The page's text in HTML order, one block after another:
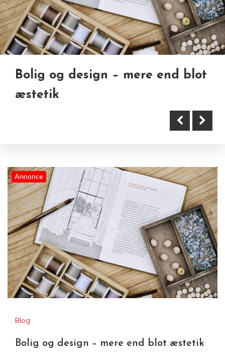
Bolig og design – mere end blot
æstetik
Derfor får du bedre resultater
Annonce
Blog
Bolig og design – mere end blot æstetik